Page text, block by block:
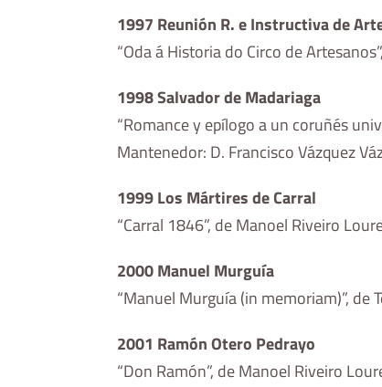
1997 Reunión R. e Instructiva de
“Oda á Historia do Circo de
1998 Salvador de Madariaga
“Romance y epílogo a un coruñés
Mantenedor: D. Francisco Vázquez
1999 Los Mártires de Carral
“Carral 1846”, de Manoel Riveiro
2000 Manuel Murguía
“Manuel Murguía (in memoriam)”, de
2001 Ramón Otero Pedrayo
“Don Ramón”, de Manoel Riveiro